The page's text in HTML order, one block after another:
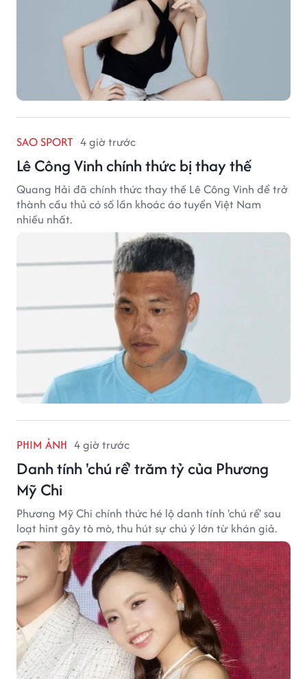
SAO SPORT 4 giờ trước
Lê Công Vinh chính thức bị thay thế
Quang Hải đã chính thức thay thế Lê Công Vinh để trở
thành cầu thủ có số lần khoác áo tuyển Việt Nam
nhiều nhất.
PHIM ẢNH 4 giờ trước
Danh tính 'chú rể' trăm tỷ của Phương
Mỹ Chi
Phương Mỹ Chi chính thức hé lộ danh tính 'chú rể' sau
loạt hint gây tò mò, thu hút sự chú ý lớn từ khán giả.